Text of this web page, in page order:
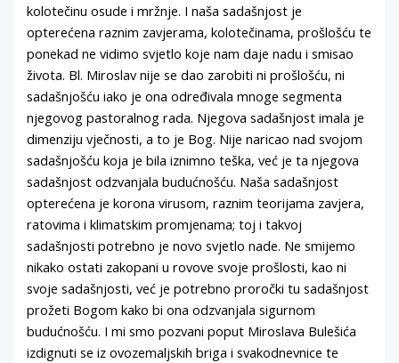
kolotečinu osude i mržnje. I naša sadašnjost je
opterećena raznim zavjerama, kolotečinama, prošlošću te
ponekad ne vidimo svjetlo koje nam daje nadu i smisao
života. Bl. Miroslav nije se dao zarobiti ni prošlošću, ni
sadašnjošću iako je ona određivala mnoge segmenta
njegovog pastoralnog rada. Njegova sadašnjost imala je
dimenziju vječnosti, a to je Bog. Nije naricao nad svojom
sadašnjošću koja je bila iznimno teška, već je ta njegova
sadašnjost odzvanjala budućnošću. Naša sadašnjost
opterećena je korona virusom, raznim teorijama zavjera,
ratovima i klimatskim promjenama; toj i takvoj
sadašnjosti potrebno je novo svjetlo nade. Ne smijemo
nikako ostati zakopani u rovove svoje prošlosti, kao ni
svoje sadašnjosti, već je potrebno proročki tu sadašnjost
prožeti Bogom kako bi ona odzvanjala sigurnom
budućnošću. I mi smo pozvani poput Miroslava Bulešića
izdignuti se iz ovozemaljskih briga i svakodnevnice te